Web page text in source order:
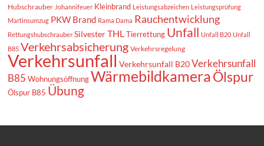
Hubschrauber Johannifeuer Kleinbrand Leistungsabzeichen Leistungsprüfung
Martinsumzug PKW Brand Rama Dama Rauchentwicklung
Rettungshubschrauber Silvester THL Tierrettung Unfall Unfall B20 Unfall
B85 Verkehrsabsicherung Verkehrsregelung
Verkehrsunfall Verkehrsunfall B20 Verkehrsunfall
B85 Wohnungsöffnung WärmebildkameraÖlspur
Ölspur B85 Übung